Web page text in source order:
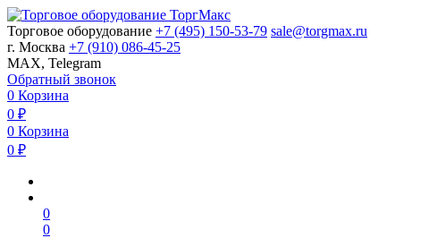
Торговое оборудование +7 (495) 150-53-79 sale@torgmax.ru
г. Москва +7 (910) 086-45-25
MAX, Telegram
Обратный звонок
0 Корзина
0 ₽
0 Корзина
0 ₽
0
0